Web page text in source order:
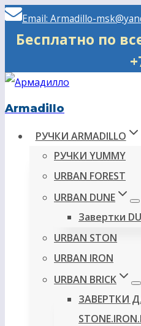
Перейти
Email: Armadillo-
Бесплатно
Armadillo
РУЧКИ ARMADILLO
РУЧКИ YUMMY
URBAN FOREST
URBAN DUNE
Завертки
URBAN STON
URBAN IRON
URBAN BRICK
ЗАВЕРТКИ